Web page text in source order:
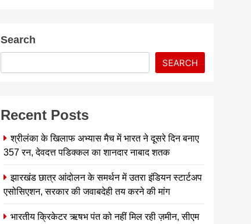
Search
SEARCH
Recent Posts
श्रीलंका के खिलाफ अभ्यास मैच में भारत ने दूसरे दिन बनाए
357 रन, देवदत्त पडिक्कल का शानदार नाबाद शतक
झारखंड छात्र आंदोलन के समर्थन में उतरा इंडियन स्टार्टअप
एसोसिएशन, सरकार की जवाबदेही तय करने की मांग
भारतीय क्रिकेटर ऋषभ पंत को नहीं मिल रही ज़मीन, सीएम